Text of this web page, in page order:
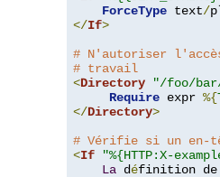
ForceType text/
</If>
# N'autoriser
# travail
<Directory "/foo/
Require expr %{
</Directory>
# Vérifie si un en-
<If
"%{HTTP:X-
La définition